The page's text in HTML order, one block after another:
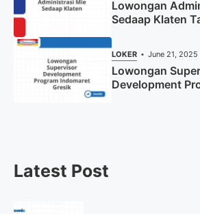
Lowongan
Sedaap Klaten
LOKER June 21, 2025
Lowongan
Development
Latest Post